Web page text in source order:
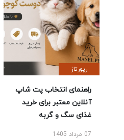
رپورتاژ
راهنمای انتخاب پت شاپ
آنلاین معتبر برای خرید
غذای سگ و گربه
07 مرداد 1405